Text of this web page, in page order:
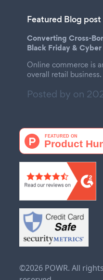
Featured Blog post
Converting Cross-
Black Friday &
Online commerce is
overall retail business.
Posted by on
©2026 POWR. All rights